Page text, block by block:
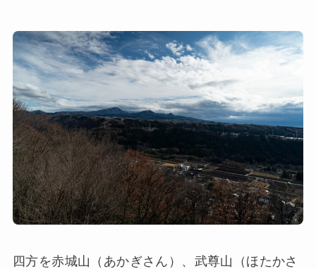
四方を赤城山（あかぎさん）、武尊山（ほたかさ